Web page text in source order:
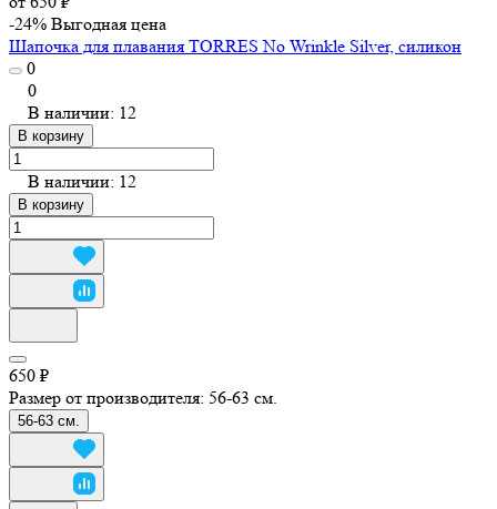
-24% Выгодная цена
Шапочка для плавания TORRES No Wrinkle Silver, силикон
0
0
В наличии: 12
В корзину
В наличии: 12
В корзину
650 ₽
Размер от производителя: 56-63 см.
56-63 см.